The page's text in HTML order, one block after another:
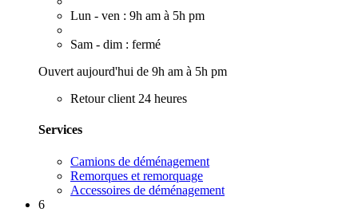
Lun - ven : 9h am à 5h pm
Sam - dim : fermé
Ouvert aujourd'hui de 9h am à 5h pm
Retour client 24 heures
Services
Camions de déménagement
Remorques et remorquage
Accessoires de déménagement
6